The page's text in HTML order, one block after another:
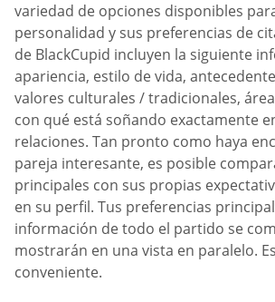
variedad de opciones disponibles
personalidad y sus preferencias de
de BlackCupid incluyen la siguiente
apariencia, estilo de vida,
valores culturales / tradicionales,
con qué está soñando exactamente
relaciones. Tan pronto como haya
pareja interesante, es posible
principales con sus propias
en su perfil. Tus preferencias
información de todo el partido se
mostrarán en una vista en paralelo.
conveniente.